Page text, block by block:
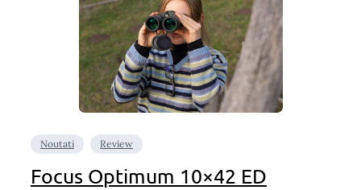
Noutati Review
Focus Optimum 10×42 ED